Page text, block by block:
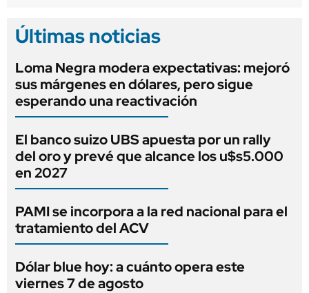
Últimas noticias
Loma Negra modera expectativas: mejoró
sus márgenes en dólares, pero sigue
esperando una reactivación
El banco suizo UBS apuesta por un rally
del oro y prevé que alcance los u$s5.000
en 2027
PAMI se incorpora a la red nacional para el
tratamiento del ACV
Dólar blue hoy: a cuánto opera este
viernes 7 de agosto